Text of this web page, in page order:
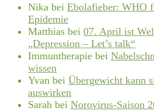
Nika bei Ebolafieber: WHO
Epidemie
Matthias bei 07. April ist
„Depression – Let’s talk“
Immuntherapie bei
wissen
Yvan bei Übergewicht kann
auswirken
Sarah bei Norovirus-Saison